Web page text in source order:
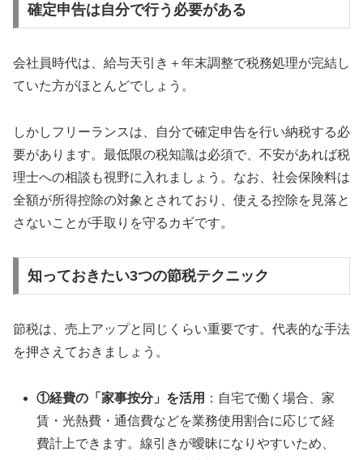
確定申告は自分で行う必要がある
会社員時代は、給与天引き＋年末調整で税務処理が完結し
ていた方がほとんどでしょう。
しかしフリーランスは、自分で確定申告を行い納税する必
要があります。最低限の税知識は必須で、不安があれば税
理士への相談も視野に入れましょう。なお、社会保険料は
全額が所得控除の対象とされており、使える控除を見落と
さないことが手取りを守るカギです。
知っておきたい3つの節税テクニック
節税は、売上アップと同じくらい重要です。代表的な手法
を押さえておきましょう。
①経費の「家事按分」を活用 ：自宅で働く場合、家
賃・光熱費・通信費などを業務使用割合に応じて経
費計上できます。線引きが曖昧になりやすいため、